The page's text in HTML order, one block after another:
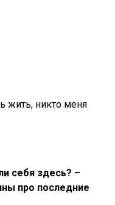
жить, никто меня
себя здесь? –
про последние